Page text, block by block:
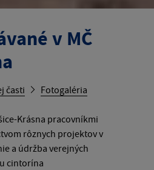
v MČ
časti Fotogaléria
Krásna pracovníkmi
rôznych projektov v
a údržba verejných
cintorína